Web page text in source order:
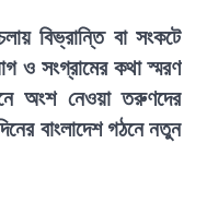
বিভ্রান্তি বা সংকটে
ও সংগ্রামের কথা স্মরণ
অংশ নেওয়া তরুণদের
বাংলাদেশ গঠনে নতুন